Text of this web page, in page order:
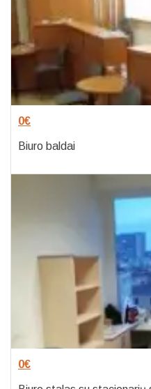
0€
Biuro baldai
0€